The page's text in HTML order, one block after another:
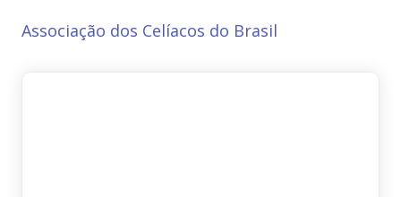
Associação dos Celíacos do Brasil